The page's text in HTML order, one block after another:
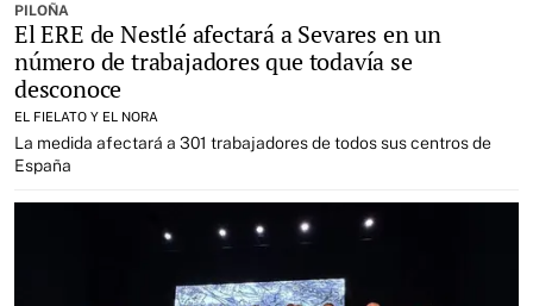
PILOÑA
El ERE de Nestlé afectará a Sevares en un
número de trabajadores que todavía se
desconoce
EL FIELATO Y EL NORA
La medida afectará a 301 trabajadores de todos sus centros de
España